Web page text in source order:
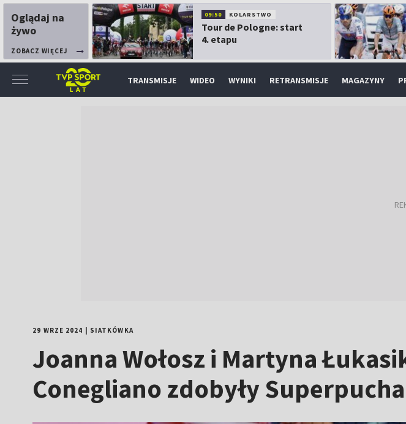
Oglądaj na
żywo
ZOBACZ WIĘCEJ
09:50 KOLARSTWO
Tour de Pologne: start
4. etapu
TRANSMISJE WIDEO WYNIKI RETRANSMISJE MAGAZYNY
29 WRZE 2024 SIATKÓWKA
Joanna Wołosz i Martyna
Conegliano zdobyły